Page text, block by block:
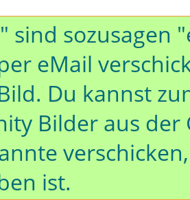
sind sozusagen
eMail
Du kannst
Bilder aus der
ist.